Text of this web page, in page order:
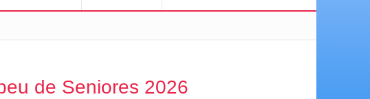
de Seniores 2026